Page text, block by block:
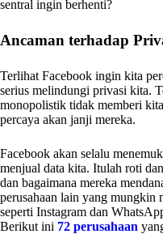
sentral ingin berhenti?
Ancaman terhadap
Terlihat Facebook ingin kita
serius melindungi privasi kita.
monopolistik tidak memberi
percaya akan janji mereka.
Facebook akan selalu
menjual data kita. Itulah roti
dan bagaimana mereka
perusahaan lain yang mungkin
seperti Instagram dan
Berikut ini 72 perusahaan